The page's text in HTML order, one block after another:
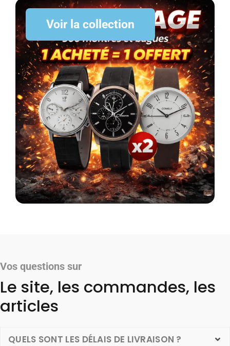
Voir la collection
Vos questions sur
Le site, les commandes, les
articles
QUELS SONT LES DÉLAIS DE LIVRAISON ?